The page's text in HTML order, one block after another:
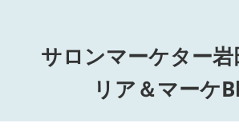
サロンマーケター岩
リア＆マーケ